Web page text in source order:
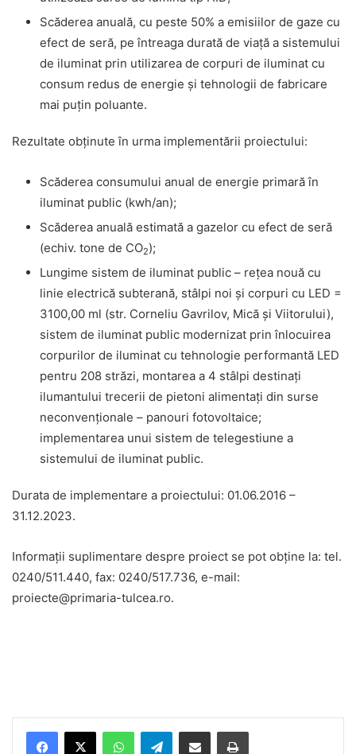
Scăderea anuală, cu peste 50% a emisiilor de gaze cu
efect de seră, pe întreaga durată de viață a sistemului
de iluminat prin utilizarea de corpuri de iluminat cu
consum redus de energie și tehnologii de fabricare
mai puțin poluante.
Rezultate obținute în urma implementării proiectului:
Scăderea consumului anual de energie primară în
iluminat public (kwh/an);
Scăderea anuală estimată a gazelor cu efect de seră
(echiv. tone de CO2);
Lungime sistem de iluminat public – rețea nouă cu
linie electrică subterană, stâlpi noi și corpuri cu LED =
3100,00 ml (str. Corneliu Gavrilov, Mică și Viitorului),
sistem de iluminat public modernizat prin înlocuirea
corpurilor de iluminat cu tehnologie performantă LED
pentru 208 străzi, montarea a 4 stâlpi destinați
ilumantului trecerii de pietoni alimentați din surse
neconvenționale – panouri fotovoltaice;
implementarea unui sistem de telegestiune a
sistemului de iluminat public.
Durata de implementare a proiectului: 01.06.2016 –
31.12.2023.
Informaţii suplimentare despre proiect se pot obţine la: tel.
0240/511.440, fax: 0240/517.736, e-mail:
proiecte@primaria-tulcea.ro.
Telegram